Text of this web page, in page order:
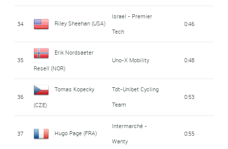
34 Riley Sheehan (USA)
Israel - Premier
Tech
0:46
35
Erik Nordsaeter
Resell (NOR)
Uno-X Mobility 0:48
36
Tomas Kopecky
(CZE)
Tdt-Unibet Cycling
Team
0:53
37 Hugo Page (FRA)
Intermarché -
Wanty
0:55